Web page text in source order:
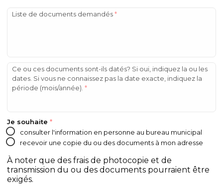
Liste de documents demandés*
Ce ou ces documents sont-ils datés? Si oui, indiquez la ou les
dates. Si vous ne connaissez pas la date exacte, indiquez la
période (mois/année). *
Je souhaite *
consulter l'information en personne au bureau municipal
recevoir une copie du ou des documents à mon adresse
À noter que des frais de photocopie et de
transmission du ou des documents pourraient être
exigés.